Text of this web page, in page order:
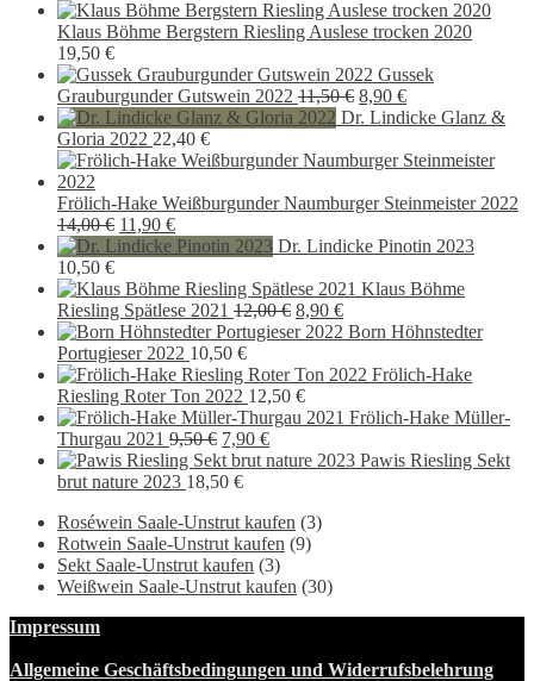
Klaus Böhme Bergstern Riesling Auslese trocken 2020
19,50 €
Gussek
Grauburgunder Gutswein 2022 11,50€ Ursprünglicher
Preis
11,50 €
8,90 €Aktueller
Preis
8,90 €.
Dr. Lindicke Glanz &
Gloria 2022 22,40 €
Frölich-Hake Weißburgunder Naumburger Steinmeister 2022
14,00€ Ursprünglicher
Preis
14,00 €
11,90 €Aktueller
Preis
11,90 €.
Dr. Lindicke Pinotin 2023
10,50 €
Klaus Böhme
Riesling Spätlese 2021 12,00€ Ursprünglicher
Preis
12,00 €
8,90 €Aktueller
Preis
8,90 €.
Born Höhnstedter
Portugieser 2022 10,50 €
Frölich-Hake
Riesling Roter Ton 2022 12,50 €
Frölich-Hake Müller-
Thurgau 2021 9,50€ Ursprünglicher
Preis
war:
7,90 €Aktueller
Preis
Pawis Riesling Sekt
brut nature 2023 18,50 €
Roséwein Saale-Unstrut kaufen (3)
Rotwein Saale-Unstrut kaufen (9)
Sekt Saale-Unstrut kaufen (3)
Weißwein Saale-Unstrut kaufen (30)
Impressum
Allgemeine Geschäftsbedingungen und Widerrufsbelehrung